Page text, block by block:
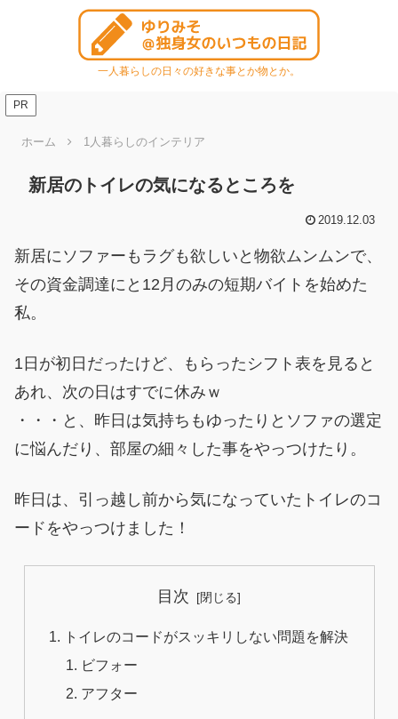
一人暮らしの日々の好きな事とか物とか。
PR
ホーム 1人暮らしのインテリア
新居のトイレの気になるところを
2019.12.03
新居にソファーもラグも欲しいと物欲ムンムンで、
その資金調達にと12月のみの短期バイトを始めた
私。
1日が初日だったけど、もらったシフト表を見ると
あれ、次の日はすでに休みｗ
・・・と、昨日は気持ちもゆったりとソファの選定
に悩んだり、部屋の細々した事をやっつけたり。
昨日は、引っ越し前から気になっていたトイレのコ
ードをやっつけました！
目次
トイレのコードがスッキリしない問題を解決
ビフォー
アフター